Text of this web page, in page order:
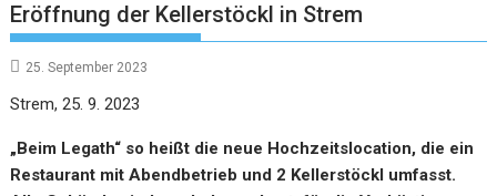
Eröffnung der Kellerstöckl in Strem
25. September 2023
Strem, 25. 9. 2023
„Beim Legath“ so heißt die neue Hochzeitslocation, die ein
Restaurant mit Abendbetrieb und 2 Kellerstöckl umfasst.